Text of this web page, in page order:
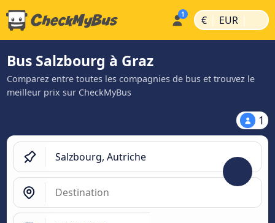
€ | EUR |
Bus Salzbourg à Graz
Comparez entre toutes les compagnies de bus et trouvez le
meilleur prix sur CheckMyBus
1